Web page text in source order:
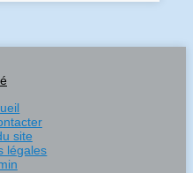
site
légales